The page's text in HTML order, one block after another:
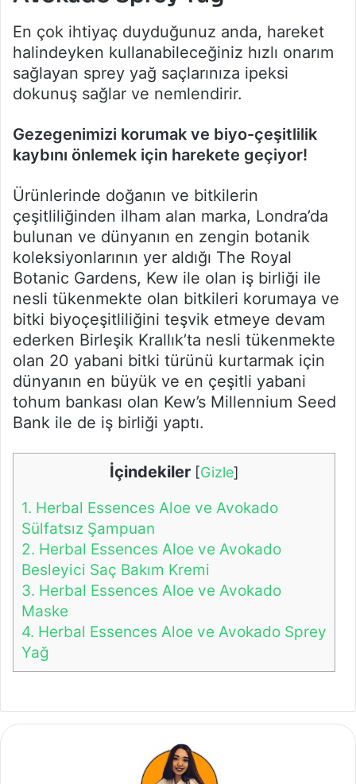
En çok ihtiyaç duyduğunuz anda, hareket
halindeyken kullanabileceğiniz hızlı onarım
sağlayan sprey yağ saçlarınıza ipeksi
dokunuş sağlar ve nemlendirir.
Gezegenimizi korumak ve biyo-çeşitlilik
kaybını önlemek için harekete geçiyor!
Ürünlerinde doğanın ve bitkilerin
çeşitliliğinden ilham alan marka, Londra’da
bulunan ve dünyanın en zengin botanik
koleksiyonlarının yer aldığı The Royal
Botanic Gardens, Kew ile olan iş birliği ile
nesli tükenmekte olan bitkileri korumaya ve
bitki biyoçeşitliliğini teşvik etmeye devam
ederken Birleşik Krallık’ta nesli tükenmekte
olan 20 yabani bitki türünü kurtarmak için
dünyanın en büyük ve en çeşitli yabani
tohum bankası olan Kew’s Millennium Seed
Bank ile de iş birliği yaptı.
İçindekiler [Gizle]
1. Herbal Essences Aloe ve Avokado
Sülfatsız Şampuan
2. Herbal Essences Aloe ve Avokado
Besleyici Saç Bakım Kremi
3. Herbal Essences Aloe ve Avokado
Maske
4. Herbal Essences Aloe ve Avokado Sprey
Yağ